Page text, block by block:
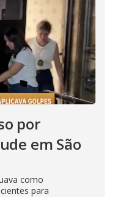
por
em São
como
para